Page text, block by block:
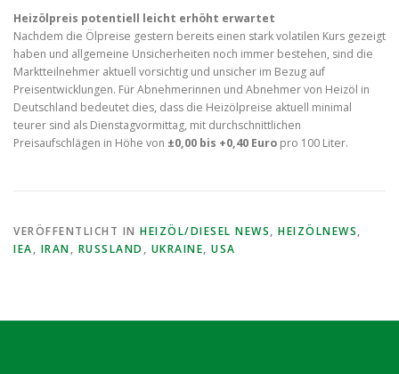
Heizölpreis potentiell leicht erhöht erwartet
Nachdem die Ölpreise gestern bereits einen stark volatilen Kurs gezeigt
haben und allgemeine Unsicherheiten noch immer bestehen, sind die
Marktteilnehmer aktuell vorsichtig und unsicher im Bezug auf
Preisentwicklungen. Für Abnehmerinnen und Abnehmer von Heizöl in
Deutschland bedeutet dies, dass die Heizölpreise aktuell minimal
teurer sind als Dienstagvormittag, mit durchschnittlichen
Preisaufschlägen in Höhe von ±0,00 bis +0,40 Euro pro 100 Liter.
VERÖFFENTLICHT IN HEIZÖL/DIESEL NEWS, HEIZÖLNEWS,
IEA, IRAN, RUSSLAND , UKRAINE, USA